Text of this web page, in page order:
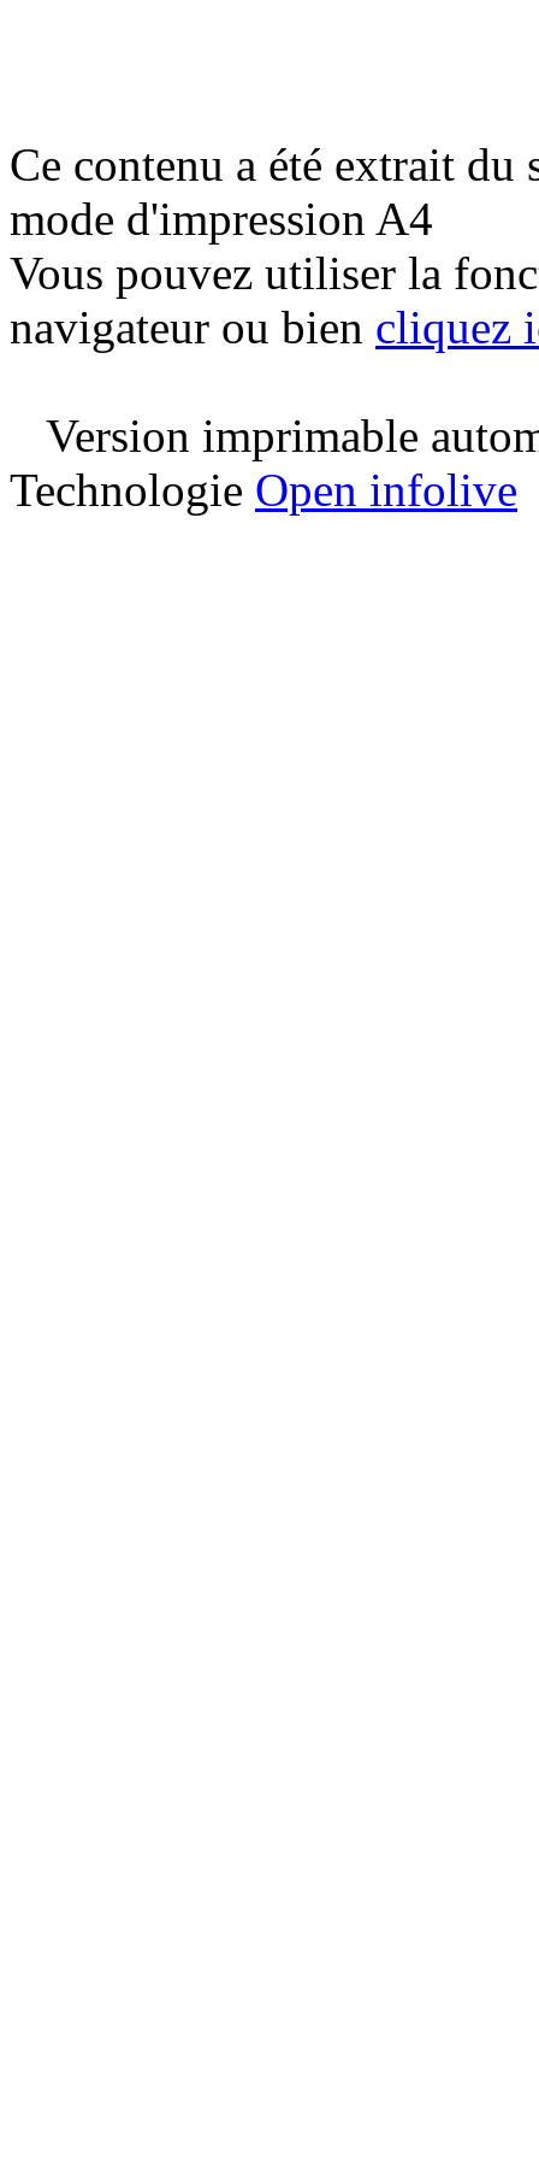
Ce contenu a été extrait
mode d'impression A4
Vous pouvez utiliser la
navigateur ou bien cliquez
Version imprimable
Technologie Open infolive